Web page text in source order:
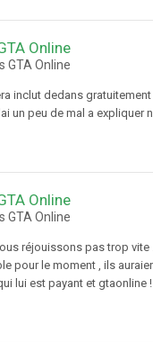
Online
GTA Online
inclut dedans
un peu de mal a expliquer
Online
GTA Online
réjouissons pas trop vite
pour le moment , ils
lui est payant et gtaonline